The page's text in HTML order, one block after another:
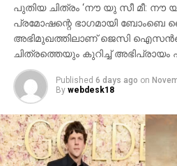
മണികര്‍ണികാ ഘട്ട് തുടങ്ങിയ
ദൃശ്യവിശേഷങ്ങള്‍
അവതരിപ്പിക്കുന്നു.
കയ്യില്‍ ത്രിശൂലം പിടിച്ച്
സവാരിയുമായി എത്തുന്ന
ബാബുവിന്റെ എന്‍ട്രിയാണ്
അതേപോലെ,
കാളപ്പുറത്ത് സവാരിയായി
ത്തിലധികം പ്രേക്ഷകര്‍
പുതിയ ചിത്രം ‘നൗ യു സീ മീ: നൗ
പ്രമോഷന്റെ ഭാഗമായി ബോംബെ
അഭിമുഖത്തിലാണ് ജെസി
ചിത്രത്തെയും കുറിച്ച് അഭിപ്രായം
Published 6 days ago on
By webdesk18